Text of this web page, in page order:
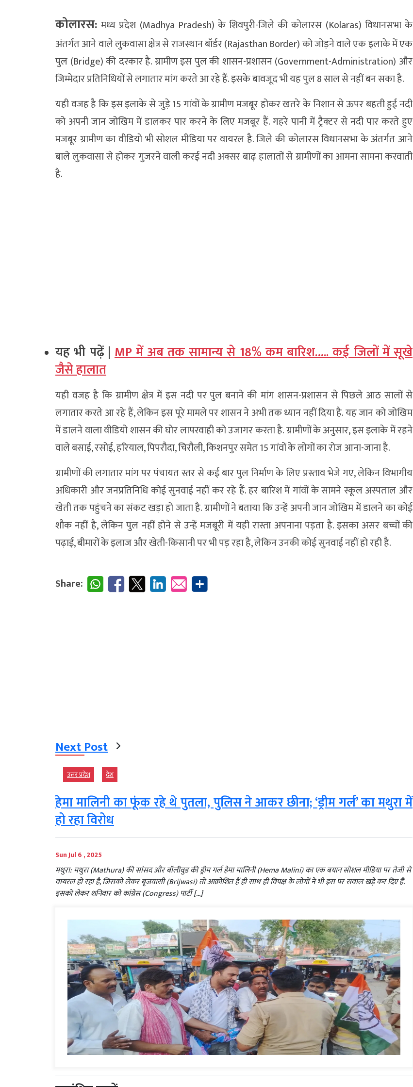
कोलारस: मध्य प्रदेश (Madhya Pradesh) के शिवपुरी-जिले की कोलारस (Kolaras) विधानसभा के
अंतर्गत आने वाले लुकवासा क्षेत्र से राजस्थान बॉर्डर (Rajasthan Border) को जोड़ने वाले एक इलाके में एक
पुल (Bridge) की दरकार है. ग्रामीण इस पुल की शासन-प्रशासन (Government-Administration) और
जिम्मेदार प्रतिनिधियों से लगातार मांग करते आ रहे हैं. इसके बावजूद भी यह पुल 8 साल से नहीं बन सका है.
यही वजह है कि इस इलाके से जुड़े 15 गांवों के ग्रामीण मजबूर होकर खतरे के निशान से ऊपर बहती हुई नदी
को अपनी जान जोखिम में डालकर पार करने के लिए मजबूर हैं. गहरे पानी में ट्रैक्टर से नदी पार करते हुए
मजबूर ग्रामीण का वीडियो भी सोशल मीडिया पर वायरल है. जिले की कोलारस विधानसभा के अंतर्गत आने
बाले लुकवासा से होकर गुजरने वाली करई नदी अक्सर बाढ़ हालातों से ग्रामीणों का आमना सामना करवाती
है.
यह भी पढ़ें | MP में अब तक सामान्य से 18% कम बारिश….. कई जिलों में सूखे
जैसे हालात
यही वजह है कि ग्रामीण क्षेत्र में इस नदी पर पुल बनाने की मांग शासन-प्रशासन से पिछले आठ सालों से
लगातार करते आ रहे हैं, लेकिन इस पूरे मामले पर शासन ने अभी तक ध्यान नहीं दिया है. यह जान को जोखिम
में डालने वाला वीडियो शासन की घोर लापरवाही को उजागर करता है. ग्रामीणों के अनुसार, इस इलाके में रहने
वाले बसाई, रसोई, हरियाल, पिपरौदा, चिरौली, किशनपुर समेत 15 गांवों के लोगों का रोज आना-जाना है.
ग्रामीणों की लगातार मांग पर पंचायत स्तर से कई बार पुल निर्माण के लिए प्रस्ताव भेजे गए, लेकिन विभागीय
अधिकारी और जनप्रतिनिधि कोई सुनवाई नहीं कर रहे हैं. हर बारिश में गांवों के सामने स्कूल अस्पताल और
खेती तक पहुंचने का संकट खड़ा हो जाता है. ग्रामीणों ने बताया कि उन्हें अपनी जान जोखिम में डालने का कोई
शौक नहीं है, लेकिन पुल नहीं होने से उन्हें मजबूरी में यही रास्ता अपनाना पड़ता है. इसका असर बच्चों की
पढ़ाई, बीमारों के इलाज और खेती-किसानी पर भी पड़ रहा है, लेकिन उनकी कोई सुनवाई नहीं हो रही है.
Share:
Next Post
उत्तर प्रदेश देश
हेमा मालिनी का फूंक रहे थे पुतला, पुलिस ने आकर छीना; ‘ड्रीम गर्ल’ का मथुरा में
हो रहा विरोध
Sun Jul 6 , 2025
मथुरा: मथुरा (Mathura) की सांसद और बॉलीवुड की ड्रीम गर्ल हेमा मालिनी (Hema Malini) का एक बयान सोशल मीडिया पर तेजी से
वायरल हो रहा है, जिसको लेकर बृजवासी (Brijwasi) तो आक्रोशित हैं ही साथ ही विपक्ष के लोगों ने भी इस पर सवाल खड़े कर दिए हैं.
इसको लेकर शनिवार को कांग्रेस (Congress) पार्टी […]